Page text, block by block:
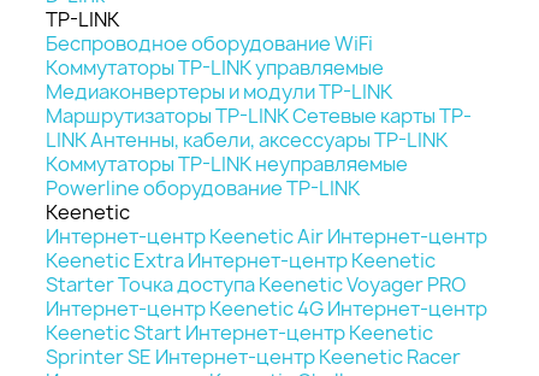
TP-LINK
Беспроводное оборудование WiFi
Коммутаторы TP-LINK управляемые
Медиаконвертеры и модули TP-LINK
Маршрутизаторы TP-LINKСетевые карты TP-
LINKАнтенны, кабели, аксессуары TP-LINK
Коммутаторы TP-LINK неуправляемые
Powerline оборудование TP-LINK
Keenetic
Интернет-центр Keenetic AirИнтернет-центр
Keenetic ExtraИнтернет-центр Keenetic
StarterТочка доступа Keenetic Voyager PRO
Интернет-центр Keenetic 4GИнтернет-центр
Keenetic Start Интернет-центр Keenetic
Sprinter SE Интернет-центр Keenetic Racer